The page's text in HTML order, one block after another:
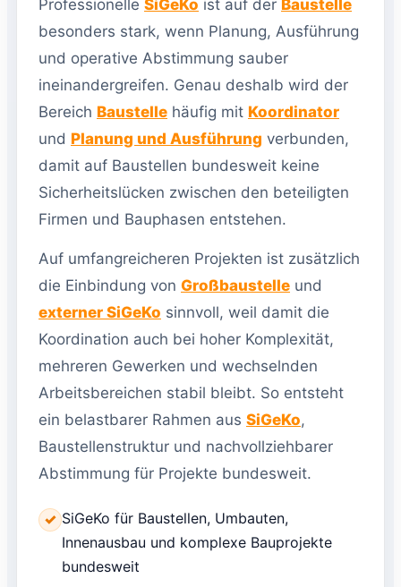
Professionelle SiGeKo ist auf der Baustelle
besonders stark, wenn Planung, Ausführung
und operative Abstimmung sauber
ineinandergreifen. Genau deshalb wird der
Bereich Baustelle häufig mit Koordinator
und Planung und Ausführung verbunden,
damit auf Baustellen bundesweit keine
Sicherheitslücken zwischen den beteiligten
Firmen und Bauphasen entstehen.
Auf umfangreicheren Projekten ist zusätzlich
die Einbindung von Großbaustelle und
externer SiGeKo sinnvoll, weil damit die
Koordination auch bei hoher Komplexität,
mehreren Gewerken und wechselnden
Arbeitsbereichen stabil bleibt. So entsteht
ein belastbarer Rahmen aus SiGeKo,
Baustellenstruktur und nachvollziehbarer
Abstimmung für Projekte bundesweit.
✓ SiGeKo für Baustellen, Umbauten,
Innenausbau und komplexe Bauprojekte
bundesweit